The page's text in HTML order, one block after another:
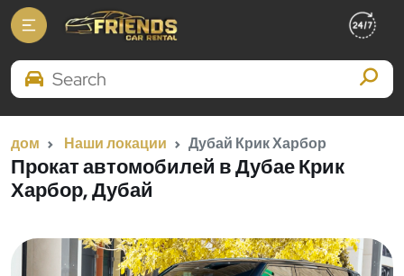
Search Brands
дом Наши локации Дубай Крик Харбор
Прокат автомобилей в Дубае Крик
Харбор, Дубай